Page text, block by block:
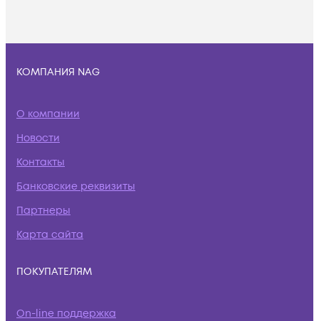
КОМПАНИЯ NAG
О компании
Новости
Контакты
Банковские реквизиты
Партнеры
Карта сайта
ПОКУПАТЕЛЯМ
On-line поддержка